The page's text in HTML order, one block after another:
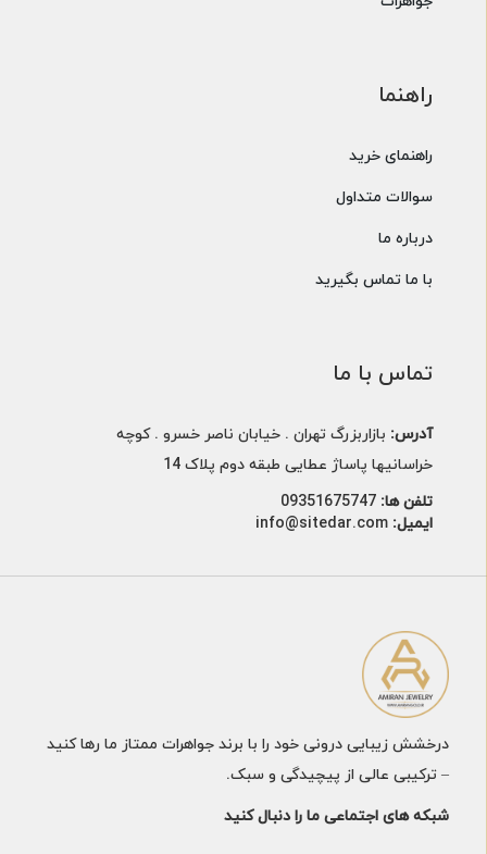
راهنما
راهنمای خرید
سوالات متداول
درباره ما
با ما تماس بگیرید
تماس با ما
آدرس: بازاربزرگ تهران . خیابان ناصر خسرو . کوچه
خراسانیها پاساژ عطایی طبقه دوم پلاک 14
تلفن ها: 09351675747
ایمیل: info@sitedar.com
درخشش زیبایی درونی خود را با برند جواهرات ممتاز ما رها کنید
– ترکیبی عالی از پیچیدگی و سبک.
شبکه های اجتماعی ما را دنبال کنید